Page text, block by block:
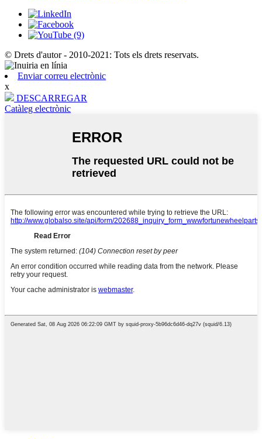
© Drets d'autor - 2010-2021: Tots els drets reservats.
Enviar correu electrònic
x
DESCARREGAR
Catàleg electrònic